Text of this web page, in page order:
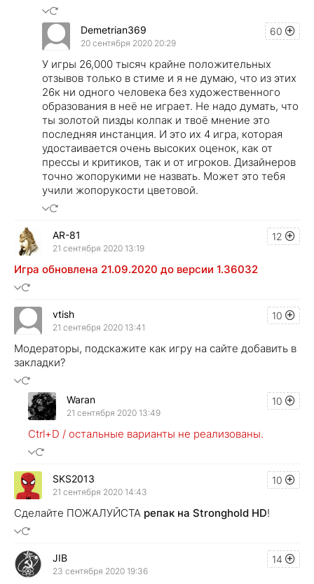
60
Demetrian369
20 сентября 2020 20:29
У игры 26,000 тысяч крайне положительных
отзывов только в стиме и я не думаю, что из этих
26к ни одного человека без художественного
образования в неё не играет. Не надо думать, что
ты золотой пизды колпак и твоё мнение это
последняя инстанция. И это их 4 игра, которая
удостаивается очень высоких оценок, как от
прессы и критиков, так и от игроков. Дизайнеров
точно жопорукими не назвать. Может это тебя
учили жопорукости цветовой.
12
AR-81
21 сентября 2020 13:19
Игра обновлена 21.09.2020 до версии 1.36032
10
vtish
21 сентября 2020 13:41
Модераторы, подскажите как игру на сайте добавить в
закладки?
10
Waran
21 сентября 2020 13:49
Ctrl+D / остальные варианты не реализованы.
10
SKS2013
21 сентября 2020 14:43
Сделайте ПОЖАЛУЙСТА репак на Stronghold HD!
14
JIB
23 сентября 2020 19:36